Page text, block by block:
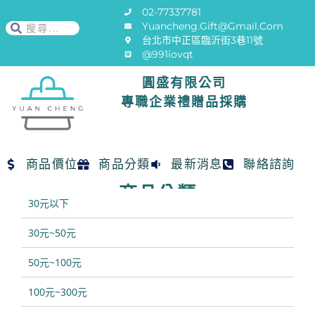
02-77337781
Yuancheng.gift@gmail.com
台北市中正區臨沂街3巷11號
@991iovqt
圓盛有限公司
專職企業禮贈品採購
商品價位 商品分類 最新消息 聯絡諮詢
商品分類
30元以下
30元~50元
50元~100元
100元~300元